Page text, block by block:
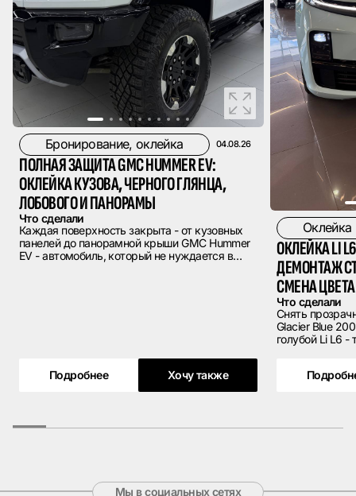
Бронирование, оклейка 04.08.26
ПОЛНАЯ ЗАЩИТА GMC HUMMER EV:
ОКЛЕЙКА КУЗОВА, ЧЕРНОГО ГЛЯНЦА,
ЛОБОВОГО И ПАНОРАМЫ
Что сделали
Каждая поверхность закрыта - от кузовных
панелей до панорамной крыши GMC Hummer
EV - автомобиль, который не нуждается в
Подробнее Хочу также
Оклейка
ОКЛЕЙКА LI L6
ДЕМОНТАЖ
СМЕНА ЦВЕТА
Что сделали
Снять
Glacier Blue
голубой Li L6 - технологичный электрический
приехал к
пришел с
Мы в социальных сетях